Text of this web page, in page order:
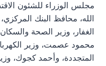
مجلس الوزراء للشئون
الله، محافظ البنك
الغفار، وزير الصحة
محمود عصمت، وزير
المتجددة، وأحمد كجوك،